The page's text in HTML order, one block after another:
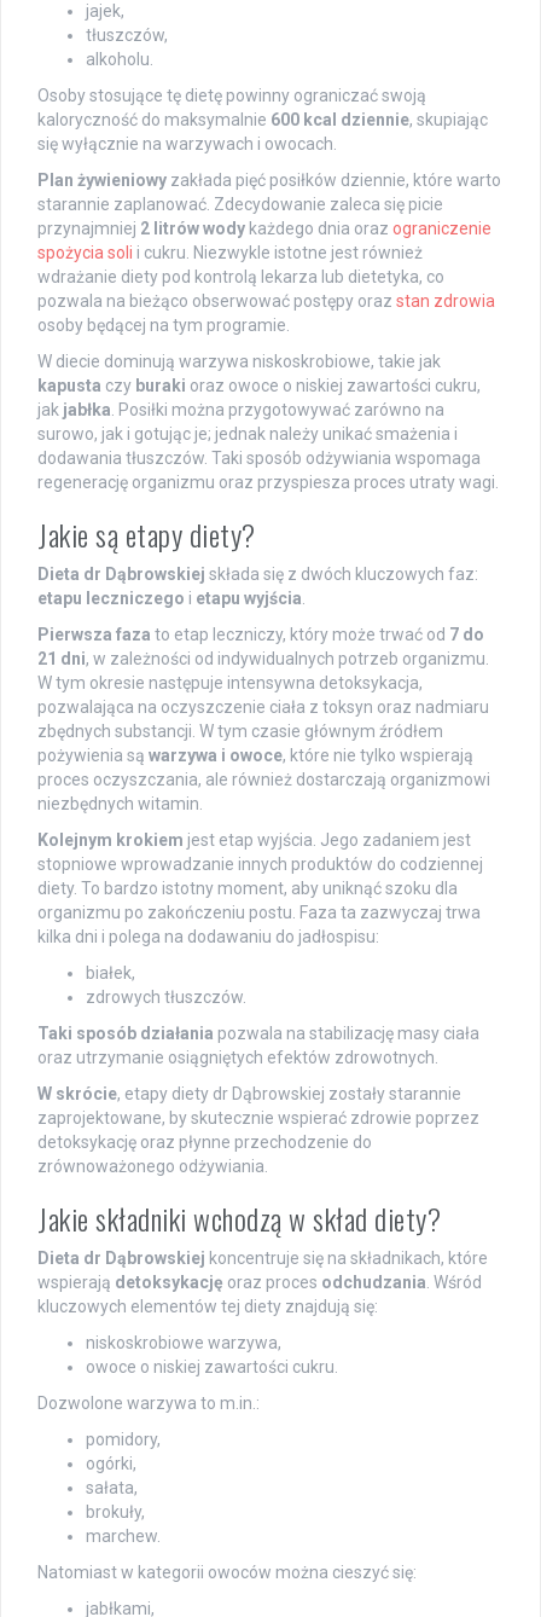
jajek,
tłuszczów,
alkoholu.
Osoby stosujące tę dietę powinny ograniczać swoją
kaloryczność do maksymalnie 600 kcal dziennie, skupiając
się wyłącznie na warzywach i owocach.
Plan żywieniowy zakłada pięć posiłków dziennie, które warto
starannie zaplanować. Zdecydowanie zaleca się picie
przynajmniej 2 litrów wody każdego dnia oraz ograniczenie
spożycia soli i cukru. Niezwykle istotne jest również
wdrażanie diety pod kontrolą lekarza lub dietetyka, co
pozwala na bieżąco obserwować postępy oraz stan zdrowia
osoby będącej na tym programie.
W diecie dominują warzywa niskoskrobiowe, takie jak
kapusta czy buraki oraz owoce o niskiej zawartości cukru,
jak jabłka. Posiłki można przygotowywać zarówno na
surowo, jak i gotując je; jednak należy unikać smażenia i
dodawania tłuszczów. Taki sposób odżywiania wspomaga
regenerację organizmu oraz przyspiesza proces utraty wagi.
Jakie są etapy diety?
Dieta dr Dąbrowskiej składa się z dwóch kluczowych faz:
etapu leczniczego i etapu wyjścia.
Pierwsza faza to etap leczniczy, który może trwać od 7 do
21 dni, w zależności od indywidualnych potrzeb organizmu.
W tym okresie następuje intensywna detoksykacja,
pozwalająca na oczyszczenie ciała z toksyn oraz nadmiaru
zbędnych substancji. W tym czasie głównym źródłem
pożywienia są warzywa i owoce, które nie tylko wspierają
proces oczyszczania, ale również dostarczają organizmowi
niezbędnych witamin.
Kolejnym krokiem jest etap wyjścia. Jego zadaniem jest
stopniowe wprowadzanie innych produktów do codziennej
diety. To bardzo istotny moment, aby uniknąć szoku dla
organizmu po zakończeniu postu. Faza ta zazwyczaj trwa
kilka dni i polega na dodawaniu do jadłospisu:
białek,
zdrowych tłuszczów.
Taki sposób działania pozwala na stabilizację masy ciała
oraz utrzymanie osiągniętych efektów zdrowotnych.
W skrócie, etapy diety dr Dąbrowskiej zostały starannie
zaprojektowane, by skutecznie wspierać zdrowie poprzez
detoksykację oraz płynne przechodzenie do
zrównoważonego odżywiania.
Jakie składniki wchodzą w skład diety?
Dieta dr Dąbrowskiej koncentruje się na składnikach, które
wspierają detoksykację oraz proces odchudzania. Wśród
kluczowych elementów tej diety znajdują się:
niskoskrobiowe warzywa,
owoce o niskiej zawartości cukru.
Dozwolone warzywa to m.in.:
pomidory,
ogórki,
sałata,
brokuły,
marchew.
Natomiast w kategorii owoców można cieszyć się:
jabłkami,